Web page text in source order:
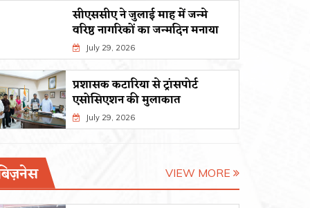
सीएससीए ने जुलाई माह में जन्मे
वरिष्ठ नागरिकों का जन्मदिन मनाया
July 29, 2026
प्रशासक कटारिया से ट्रांसपोर्ट
एसोसिएशन की मुलाकात
July 29, 2026
VIEW MORE